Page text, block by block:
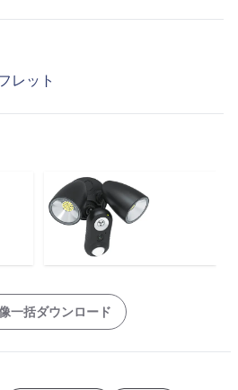
レット
一括ダウンロード